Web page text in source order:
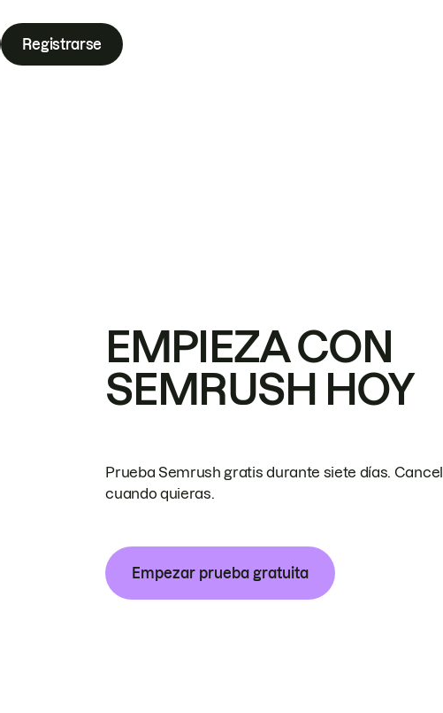
Registrarse
EMPIEZA CON
SEMRUSH HOY
Prueba Semrush gratis durante siete días.
cuando quieras.
Empezar prueba gratuita